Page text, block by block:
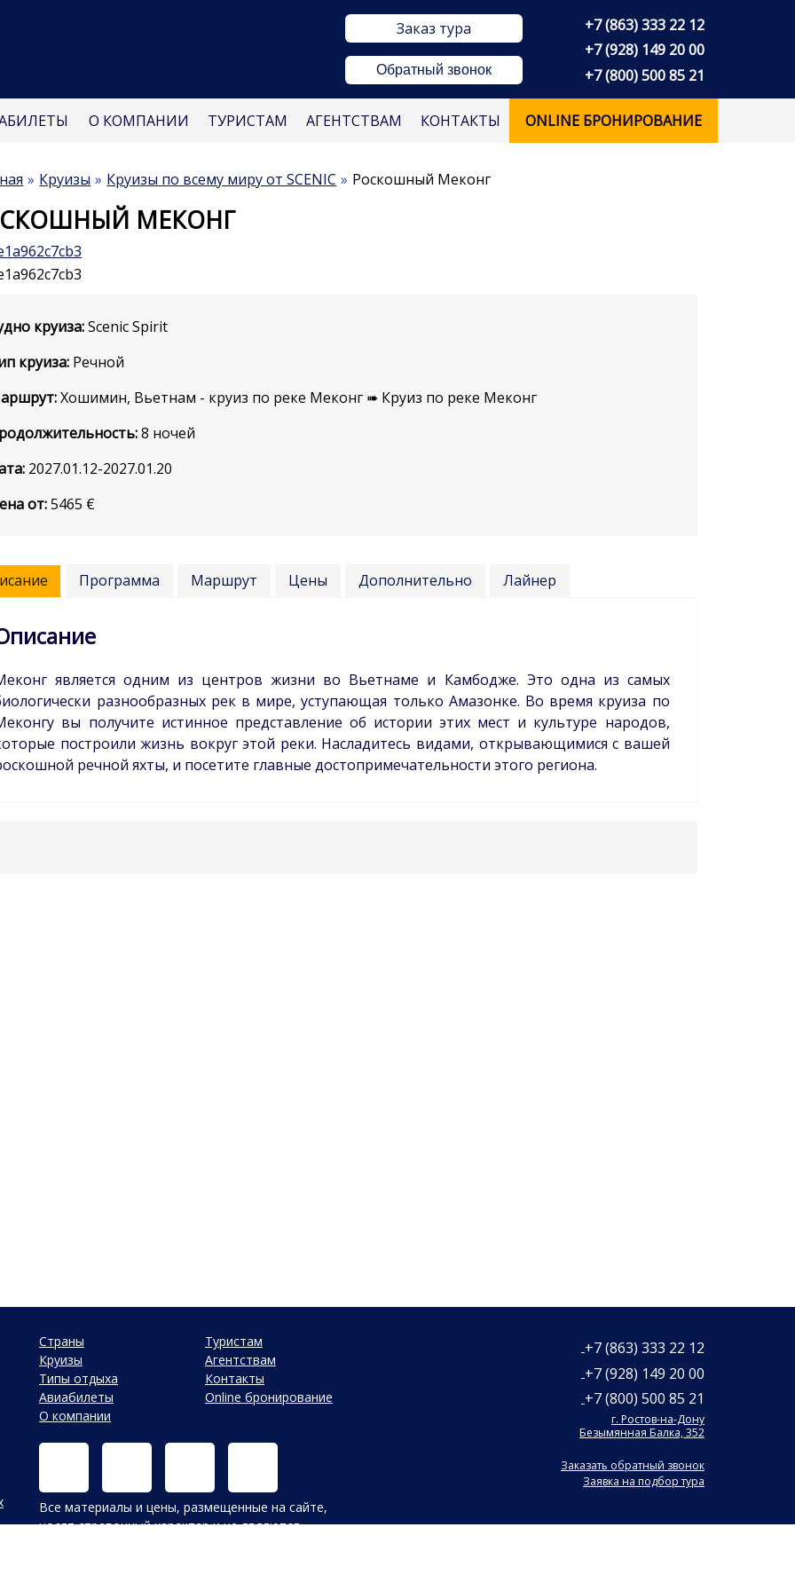
Заказ тура
Обратный звонок
+7 (863) 333 22 12
+7 (928) 149 20 00
+7 (800) 500 85 21
О КОМПАНИИ ТУРИСТАМ АГЕНТСТВАМ КОНТАКТЫ ONLINE БРОНИРОВАНИЕ
Круизы Круизы по всему миру от SCENIC Роскошный Меконг
МЕКОНГ
круиза:Scenic Spirit
круиза: Речной
Хошимин, Вьетнам - круиз по реке Меконг ➠ Круиз по реке Меконг
8 ночей
2027.01.12-2027.01.20
от:5465 €
Программа Маршрут Цены Дополнительно Лайнер
является одним из центров жизни во Вьетнаме и Камбодже. Это одна из самых
разнообразных рек в мире, уступающая только Амазонке. Во время круиза по
вы получите истинное представление об истории этих мест и культуре народов,
построили жизнь вокруг этой реки. Насладитесь видами, открывающимися с вашей
речной яхты, и посетите главные достопримечательности этого региона.
Страны
Круизы
Типы отдыха
Авиабилеты
О компании
Туристам
Агентствам
Контакты
Online бронирование
Все материалы и цены, размещенные на сайте,
носят справочный характер и не являются
+7 (863) 333 22 12
+7 (928) 149 20 00
+7 (800) 500 85 21
г. Ростов-на-Дону
Безымянная Балка, 352
Заказать обратный звонок
Заявка на подбор тура